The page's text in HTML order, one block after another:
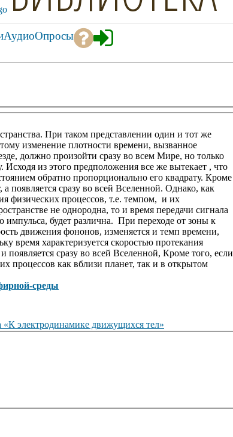
АудиоОпросы
При таком представлении один и тот же
изменение плотности времени, вызванное
должно произойти сразу во всем Мире, но только
Исходя из этого предположения все же вытекает , что
обратно пропорционально его квадрату. Кроме
появляется сразу во всей Вселенной. Однако, как
физических процессов, т.е. темпом, и их
не однородна, то и время передачи сигнала
импульса, будет различна. При переходе от зоны к
движения фононов, изменяется и темп времени,
время характеризуется скоростью протекания
сразу во всей Вселенной, Кроме того, если
процессов как вблизи планет, так и в открытом
среды
электродинамике движущихся тел»